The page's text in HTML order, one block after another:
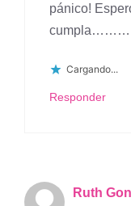
pánico!
Cargando...
Responder
Ruth